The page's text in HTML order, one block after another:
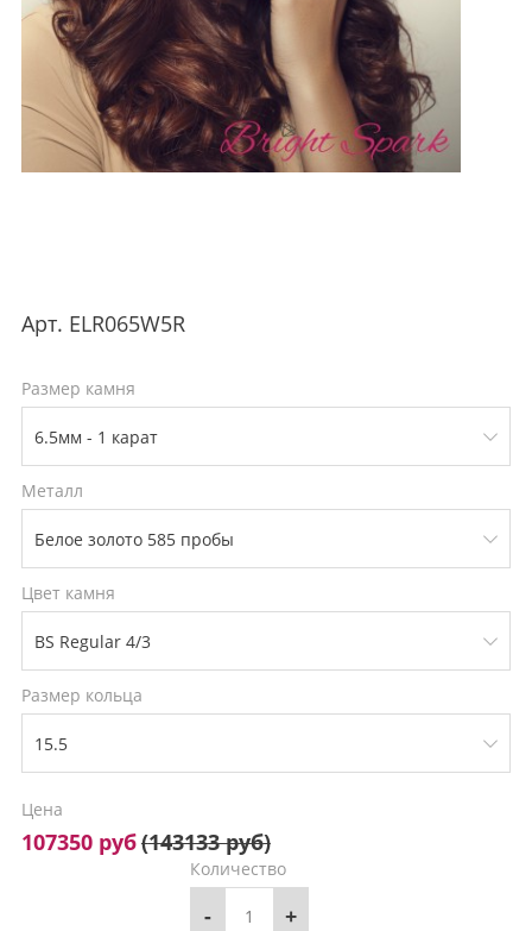
Арт. ELR065W5R
Размер камня
Металл
Цвет камня
Размер кольца
Цена
107350 руб(143133 руб)
Количество
- +